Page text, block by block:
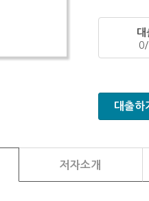
대
0/
대출하
저자소개